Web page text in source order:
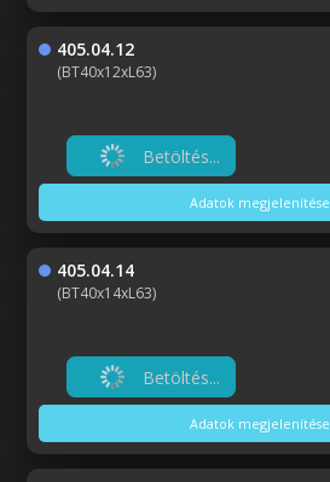
405.04.12
(BT40x12xL63)
Betöltés...
Adatok megjelenítése
405.04.14
(BT40x14xL63)
Betöltés...
Adatok megjelenítése